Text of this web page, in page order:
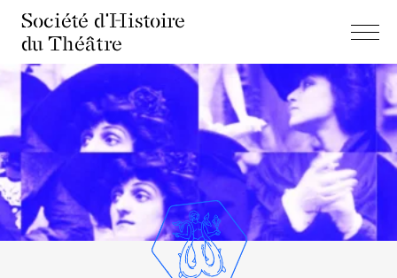
Société d'Histoire
du Théâtre